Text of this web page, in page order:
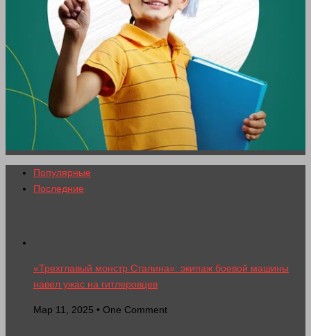
Популярные
Последние
«Трехглавый монстр Сталина»: экипаж боевой машины
навел ужас на гитлеровцев
Мар 11, 2025 • One Comment